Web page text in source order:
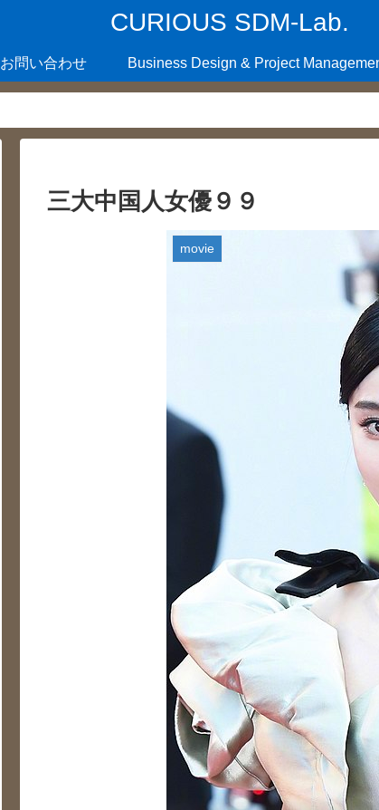
CURIOUS SDM-Lab.
お問い合わせ Business Design & Project
三大中国人女優９９
movie